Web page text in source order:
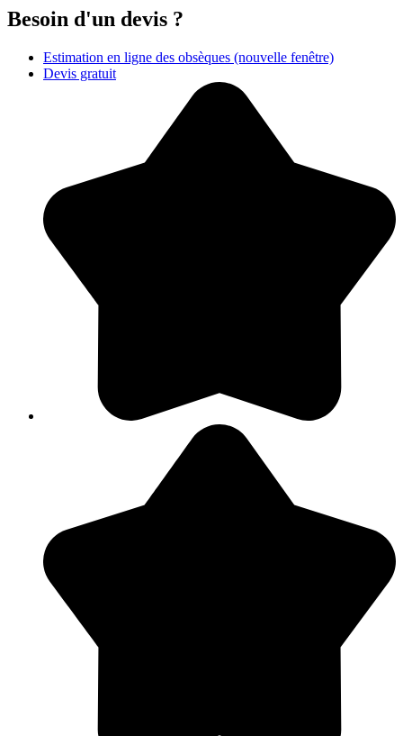
Besoin d'un devis ?
Estimation en ligne des obsèques (nouvelle fenêtre)
Devis gratuit